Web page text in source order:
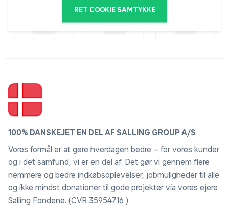
Anvendelse:Til ørred, laks, aborre og gedde
RET COOKIE SAMTYKKE
100% DANSKEJET EN DEL AF SALLING GROUP A/S
Vores formål er at gøre hverdagen bedre – for vores kunder
og i det samfund, vi er en del af. Det gør vi gennem flere
nemmere og bedre indkøbsoplevelser, jobmuligheder til alle
og ikke mindst donationer til gode projekter via vores ejere
Salling Fondene. (CVR 35954716 )